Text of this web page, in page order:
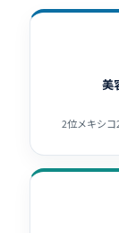
美
2位メキシコ